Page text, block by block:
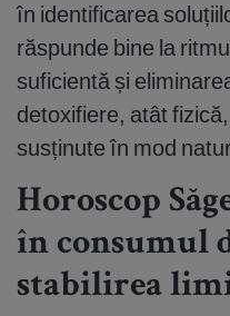
în identificarea
răspunde bine la
suficientă și
detoxifiere, atât
susținute în mod
Horoscop
în consumul
stabilirea